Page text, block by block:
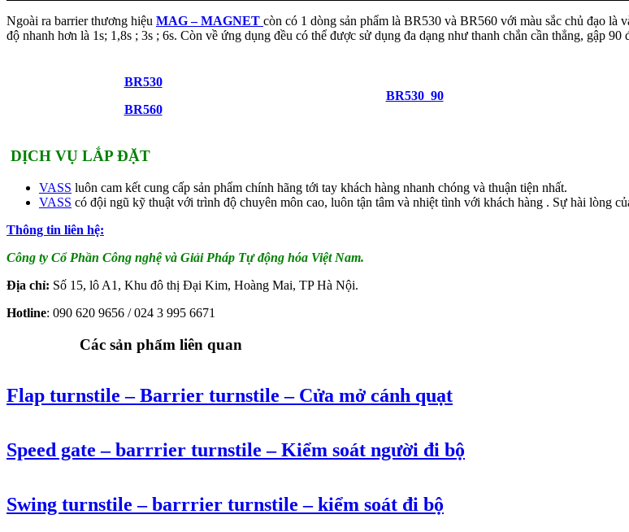
Ngoài ra barrier thương hiệu MAG – MAGNET còn có 1 dòng sản phẩm là BR530 và BR560 với màu sắc chủ đạo
độ nhanh hơn là 1s; 1,8s ; 3s ; 6s. Còn về ứng dụng đều có thể được sử dụng đa dạng như thanh chắn cần thẳng, gập 90
BR530
BR560
BR530_90
DỊCH VỤ LẮP ĐẶT
VASS luôn cam kết cung cấp sản phẩm chính hãng tới tay khách hàng nhanh chóng và thuận tiện nhất.
VASS có đội ngũ kỹ thuật với trình độ chuyên môn cao, luôn tận tâm và nhiệt tình với khách hàng . Sự hài lòng
Thông tin liên hệ:
Công ty Cổ Phần Công nghệ và Giải Pháp Tự động hóa Việt Nam.
Địa chỉ: Số 15, lô A1, Khu đô thị Đại Kim, Hoàng Mai, TP Hà Nội.
Hotline: 090 620 9656 / 024 3 995 6671
Các sản phẩm liên quan
Flap turnstile – Barrier turnstile – Cửa mở cánh quạt
Speed gate – barrrier turnstile – Kiểm soát người đi bộ
Swing turnstile – barrrier turnstile – kiểm soát đi bộ